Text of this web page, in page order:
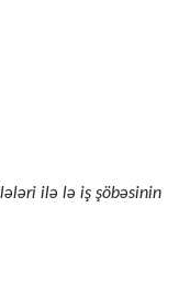
ilə lə iş şöbəsinin